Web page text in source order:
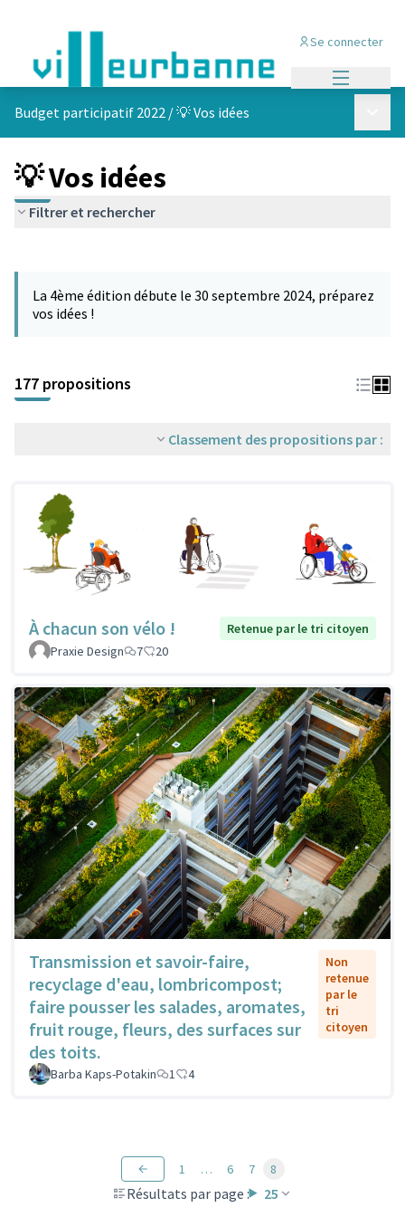
Se connecter
Budget participatif 2022 /💡 Vos idées
💡 Vos idées
Filtrer et rechercher
−
La 4ème édition débute le 30 septembre 2024, préparez
vos idées !
177 propositions
Classement des propositions par :
À chacun son vélo !
Retenue par le tri citoyen
Praxie Design
7 20
Transmission et savoir-faire,
recyclage d'eau, lombricompost;
faire pousser les salades, aromates,
fruit rouge, fleurs, des surfaces sur
des toits.
Non
retenue
par le
tri
citoyen
Barba Kaps-Potakin 1 4
Résultats par page : 25
1 … 6 7 8